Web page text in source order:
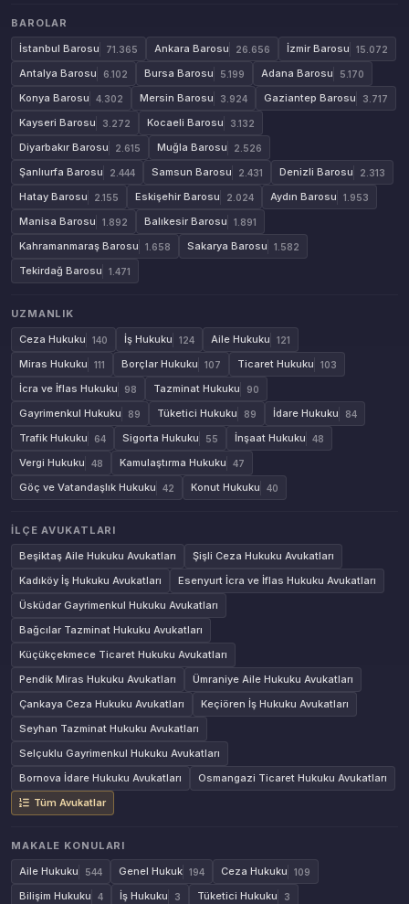
BAROLAR
İstanbul Barosu
71.365 Ankara Barosu 26.656 İzmir Barosu 15.072
Antalya Barosu 6.102 Bursa Barosu 5.199 Adana Barosu 5.170
Konya Barosu 4.302 Mersin Barosu 3.924 Gaziantep Barosu 3.717
Kayseri Barosu 3.272 Kocaeli Barosu 3.132
Diyarbakır Barosu 2.615 Muğla Barosu 2.526
Şanlıurfa Barosu 2.444 Samsun Barosu 2.431 Denizli Barosu 2.313
Hatay Barosu 2.155 Eskişehir Barosu 2.024 Aydın Barosu 1.953
Manisa Barosu 1.892 Balıkesir Barosu 1.891
Kahramanmaraş Barosu 1.658 Sakarya Barosu 1.582
Tekirdağ Barosu 1.471
UZMANLIK
Ceza Hukuku
140 İş Hukuku 124 Aile Hukuku 121
Miras Hukuku 111 Borçlar Hukuku 107 Ticaret Hukuku 103
İcra ve İflas Hukuku 98 Tazminat Hukuku 90
Gayrimenkul Hukuku 89 Tüketici Hukuku 89 İdare Hukuku 84
Trafik Hukuku 64 Sigorta Hukuku 55 İnşaat Hukuku 48
Vergi Hukuku 48 Kamulaştırma Hukuku 47
Göç ve Vatandaşlık Hukuku 42 Konut Hukuku 40
İLÇE AVUKATLARI
Beşiktaş Aile Hukuku Avukatları
Şişli Ceza Hukuku Avukatları
Kadıköy İş Hukuku Avukatları
Esenyurt İcra ve İflas Hukuku Avukatları
Üsküdar Gayrimenkul Hukuku Avukatları
Bağcılar Tazminat Hukuku Avukatları
Küçükçekmece Ticaret Hukuku Avukatları
Pendik Miras Hukuku Avukatları
Ümraniye Aile Hukuku Avukatları
Çankaya Ceza Hukuku Avukatları
Keçiören İş Hukuku Avukatları
Seyhan Tazminat Hukuku Avukatları
Selçuklu Gayrimenkul Hukuku Avukatları
Bornova İdare Hukuku Avukatları
Osmangazi Ticaret Hukuku Avukatları
Tüm Avukatlar
MAKALE KONULARI
Aile Hukuku
544 Genel Hukuk 194 Ceza Hukuku 109
Bilişim Hukuku 4 İş Hukuku 3 Tüketici Hukuku 3